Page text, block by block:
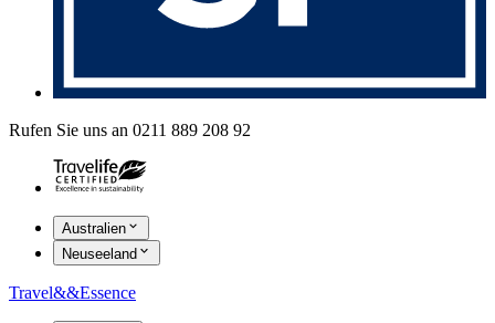
Rufen Sie uns an 0211 889 208 92
Australien
Neuseeland
Travel&&Essence